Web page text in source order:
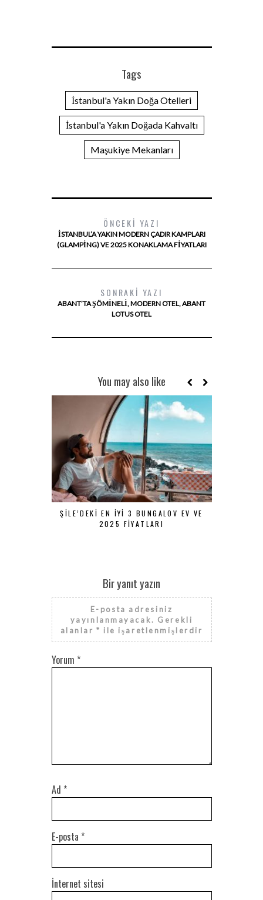
Tags
İstanbul'a Yakın Doğa Otelleri
İstanbul'a Yakın Doğada Kahvaltı
Maşukiye Mekanları
ÖNCEKI YAZI
İSTANBUL’A YAKIN MODERN ÇADIR KAMPLARI
(GLAMPING) VE 2025 KONAKLAMA FIYATLARI
SONRAKI YAZI
ABANT’TA ŞÖMINELI, MODERN OTEL, ABANT
LOTUS OTEL
You may also like
ŞILE’DEKI EN İYI 3 BUNGALOV EV VE
2025 FIYATLARI
Bir yanıt yazın
E-posta adresiniz
yayınlanmayacak. Gerekli
alanlar* ile işaretlenmişlerdir
Yorum *
Ad *
E-posta *
İnternet sitesi